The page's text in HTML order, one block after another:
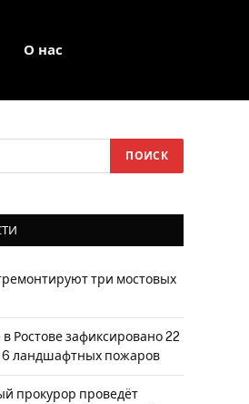
О нас
три мостовых
Ростове зафиксировано 22
6 ландшафтных пожаров
прокурор проведёт